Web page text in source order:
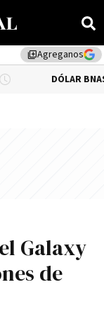
library_addAgreganos
DÓLAR BNA$1,520.00
Galaxy
de